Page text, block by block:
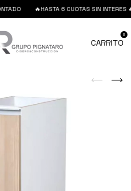
🔥HASTA 6 CUOTAS SIN INTERES
CARRITO
0